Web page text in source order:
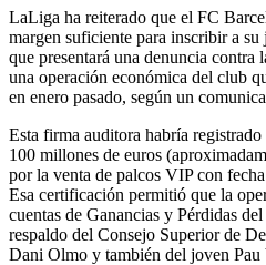
LaLiga ha reiterado que el FC
margen suficiente para inscribir a
que presentará una denuncia contra
una operación económica del club
en enero pasado, según un
Esta firma auditora habría
100 millones de euros
por la venta de palcos VIP con
Esa certificación permitió que la
cuentas de Ganancias y Pérdidas
respaldo del Consejo Superior de
Dani Olmo y también del joven Pau